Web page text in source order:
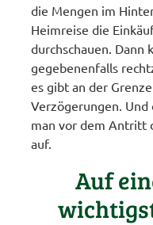
die Mengen im
Heimreise die
durchschauen. Dann
gegebenenfalls
es gibt an der
Verzögerungen. Und
man vor dem Antritt
auf.
Auf